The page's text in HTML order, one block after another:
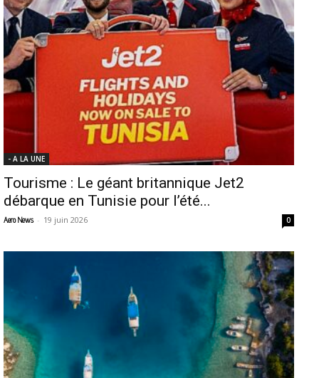
- A LA UNE
Tourisme : Le géant britannique Jet2
débarque en Tunisie pour l’été...
Aero News - 19 juin 2026 0